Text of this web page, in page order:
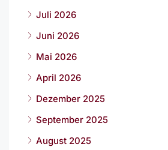
Juli 2026
Juni 2026
Mai 2026
April 2026
Dezember 2025
September 2025
August 2025